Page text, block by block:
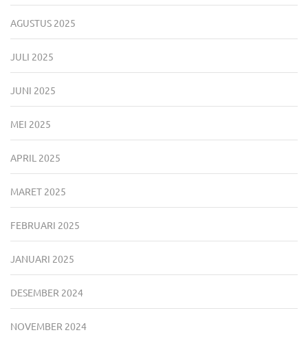
AGUSTUS 2025
JULI 2025
JUNI 2025
MEI 2025
APRIL 2025
MARET 2025
FEBRUARI 2025
JANUARI 2025
DESEMBER 2024
NOVEMBER 2024